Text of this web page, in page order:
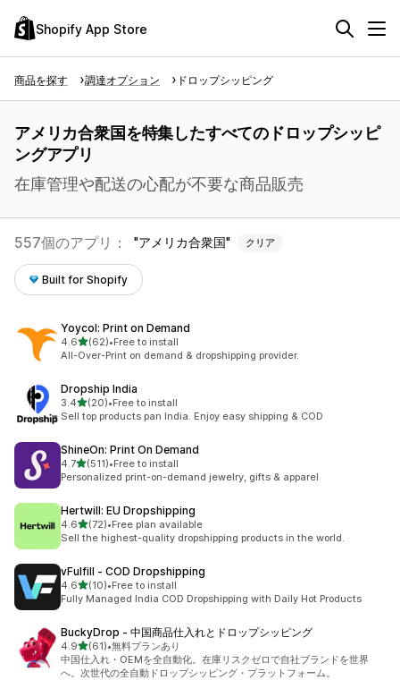
Shopify App Store
商品を探す 調達オプション ドロップシッピング
アメリカ合衆国を特集したすべてのドロップシッピ
ングアプリ
在庫管理や配送の心配が不要な商品販売
557個のアプリ： アメリカ合衆国 クリア
Built for Shopify
Yoycol: Print on Demand
4.65つ星中
(62)
合計レビュー数：62件
•Free to install
All-Over-Print on demand & dropshipping provider.
Dropship India
3.45つ星中
(20)
合計レビュー数：20件
•Free to install
Sell top products pan India. Enjoy easy shipping & COD
ShineOn: Print On Demand
4.75つ星中
(511)
合計レビュー数：511件
•Free to install
Personalized print-on-demand jewelry, gifts & apparel
Hertwill: EU Dropshipping
4.65つ星中
(72)
合計レビュー数：72件
•Free plan available
Sell the highest-quality dropshipping products in the world.
vFulfill ‑ COD Dropshipping
4.65つ星中
(10)
合計レビュー数：10件
•Free to install
Fully Managed India COD Dropshipping with Daily Hot Products
BuckyDrop ‑ 中国商品仕入れとドロップシッピング
4.95つ星中
(61)
合計レビュー数：61件
•無料プランあり
中国仕入れ・OEMを全自動化。在庫リスクゼロで自社ブランドを世界
へ。次世代の全自動ドロップシッピング・プラットフォーム。